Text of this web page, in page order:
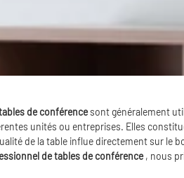
de conférencesont généralement
unités ou entreprises. Elles
de la table influe directement sur le
de tables de conférence, nous